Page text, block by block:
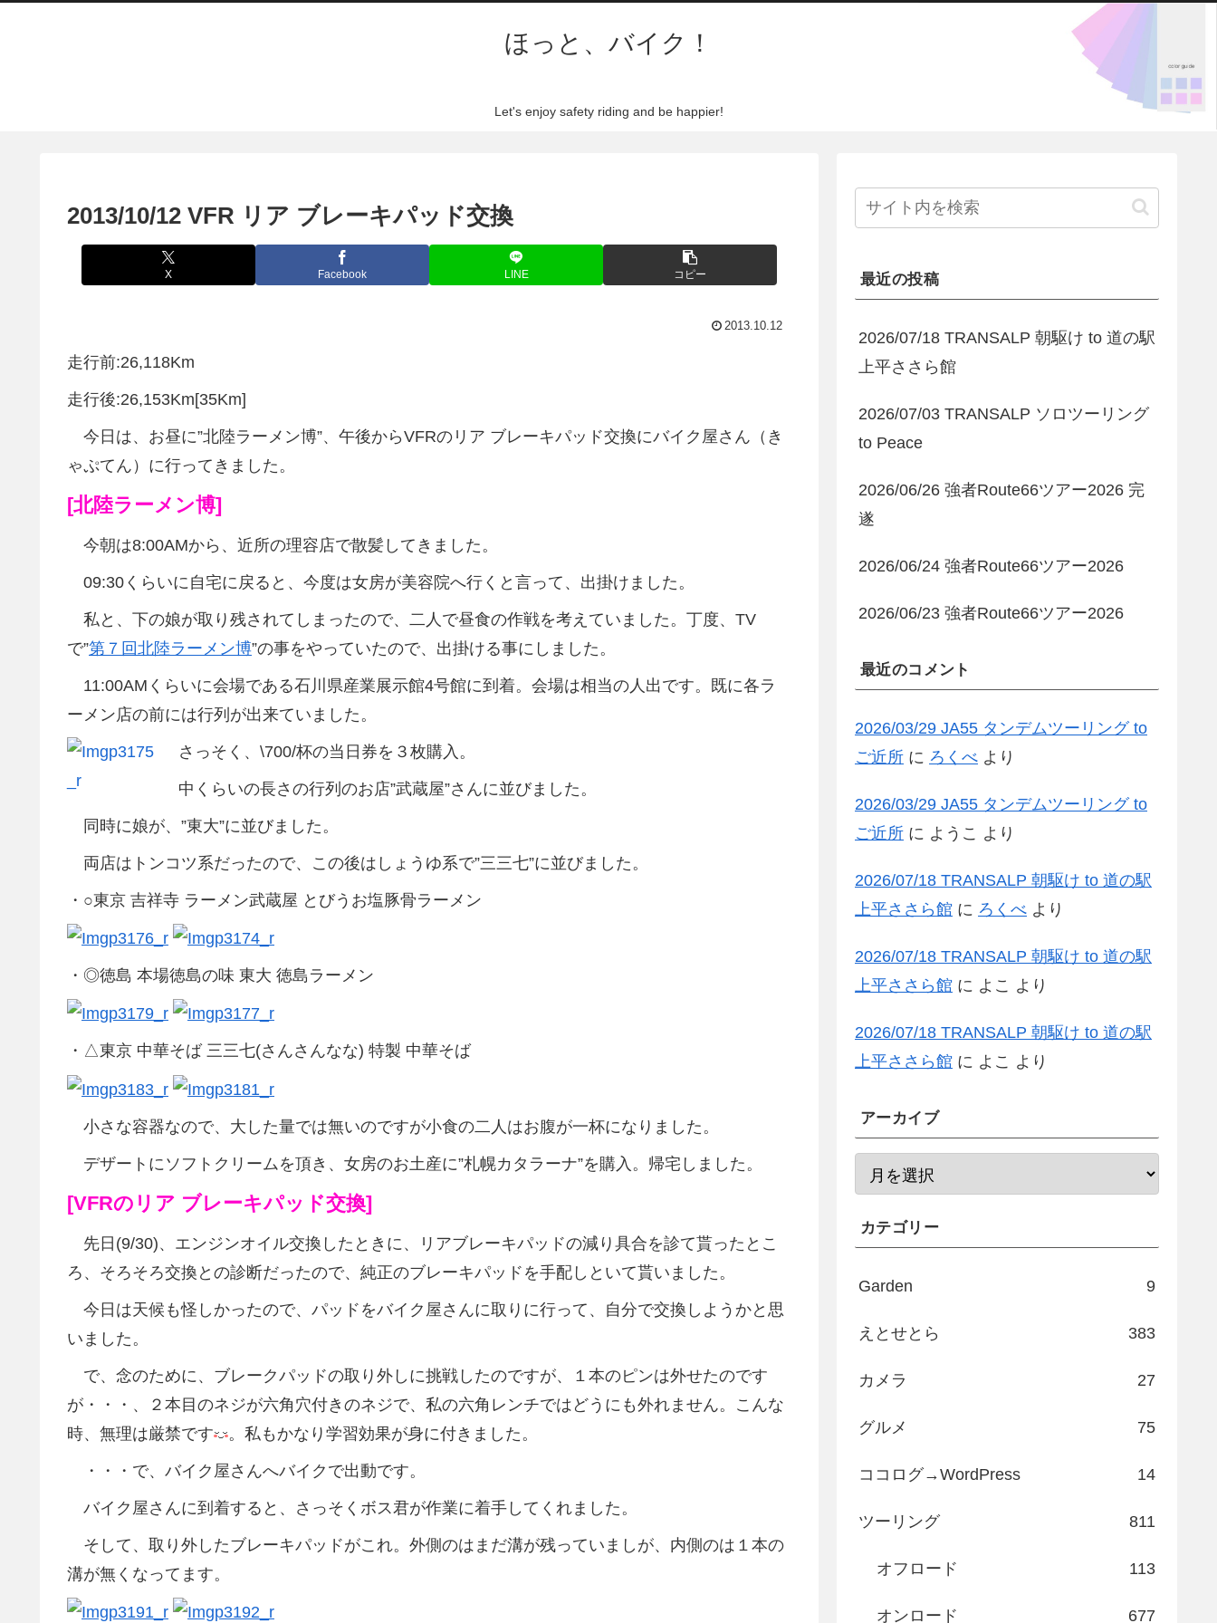
ほっと、バイク！
Let's enjoy safety riding and be happier!
2013/10/12 VFR リア ブレーキパッド交換
X Facebook LINE コピー
2013.10.12
走行前:26,118Km
走行後:26,153Km[35Km]
今日は、お昼に”北陸ラーメン博”、午後からVFRのリア ブレーキパッド交換にバイク屋さん（き
ゃぷてん）に行ってきました。
[北陸ラーメン博]
今朝は8:00AMから、近所の理容店で散髪してきました。
09:30くらいに自宅に戻ると、今度は女房が美容院へ行くと言って、出掛けました。
私と、下の娘が取り残されてしまったので、二人で昼食の作戦を考えていました。丁度、TV
で”第７回北陸ラーメン博”の事をやっていたので、出掛ける事にしました。
11:00AMくらいに会場である石川県産業展示館4号館に到着。会場は相当の人出です。既に各ラ
ーメン店の前には行列が出来ていました。
さっそく、\700/杯の当日券を３枚購入。
中くらいの長さの行列のお店”武蔵屋”さんに並びました。
同時に娘が、”東大”に並びました。
両店はトンコツ系だったので、この後はしょうゆ系で”三三七”に並びました。
・○東京 吉祥寺 ラーメン武蔵屋 とびうお塩豚骨ラーメン
・◎徳島 本場徳島の味 東大 徳島ラーメン
・△東京 中華そば 三三七(さんさんなな) 特製 中華そば
小さな容器なので、大した量では無いのですが小食の二人はお腹が一杯になりました。
デザートにソフトクリームを頂き、女房のお土産に”札幌カタラーナ”を購入。帰宅しました。
[VFRのリア ブレーキパッド交換]
先日(9/30)、エンジンオイル交換したときに、リアブレーキパッドの減り具合を診て貰ったとこ
ろ、そろそろ交換との診断だったので、純正のブレーキパッドを手配しといて貰いました。
今日は天候も怪しかったので、パッドをバイク屋さんに取りに行って、自分で交換しようかと思
いました。
で、念のために、ブレークパッドの取り外しに挑戦したのですが、１本のピンは外せたのです
が・・・、２本目のネジが六角穴付きのネジで、私の六角レンチではどうにも外れません。こんな
時、無理は厳禁です
。私もかなり学習効果が身に付きました。
・・・で、バイク屋さんへバイクで出動です。
バイク屋さんに到着すると、さっそくボス君が作業に着手してくれました。
そして、取り外したブレーキパッドがこれ。外側のはまだ溝が残っていましが、内側のは１本の
溝が無くなってます。
最近の投稿
2026/07/18 TRANSALP 朝駆け to 道の駅
上平ささら館
2026/07/03 TRANSALP ソロツーリング
to Peace
2026/06/26 強者Route66ツアー2026 完
遂
2026/06/24 強者Route66ツアー2026
2026/06/23 強者Route66ツアー2026
最近のコメント
2026/03/29 JA55 タンデムツーリング to
ご近所 に ろくべ より
2026/03/29 JA55 タンデムツーリング to
ご近所 に ようこ より
2026/07/18 TRANSALP 朝駆け to 道の駅
上平ささら館 に ろくべ より
2026/07/18 TRANSALP 朝駆け to 道の駅
上平ささら館 に よこ より
2026/07/18 TRANSALP 朝駆け to 道の駅
上平ささら館 に よこ より
アーカイブ
カテゴリー
Garden 9
えとせとら 383
カメラ 27
グルメ 75
ココログ→WordPress 14
ツーリング 811
オフロード 113
オンロード 677